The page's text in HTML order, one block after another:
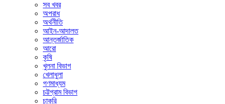
সব খবর
অপরাধ
অর্থনীতি
আইন-আদালত
আন্তর্জাতিক
আরো
কৃষি
খুলনা বিভাগ
খেলাধুলা
গণমাধ্যম
চট্টগ্রাম বিভাগ
চাকরি